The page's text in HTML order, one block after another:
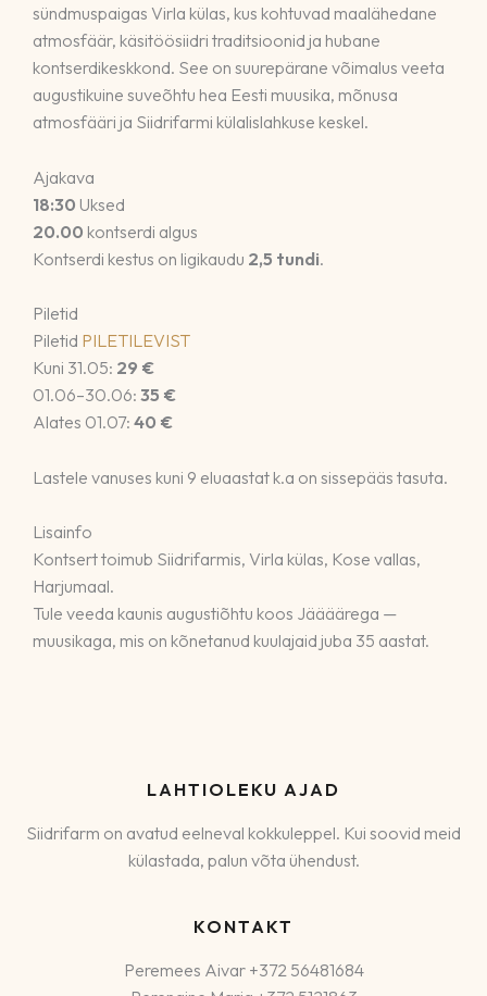
sündmuspaigas Virla külas, kus kohtuvad maalähedane
atmosfäär, käsitöösiidri traditsioonid ja hubane
kontserdikeskkond. See on suurepärane võimalus veeta
augustikuine suveõhtu hea Eesti muusika, mõnusa
atmosfääri ja Siidrifarmi külalislahkuse keskel.
Ajakava
18:30 Uksed
20.00 kontserdi algus
Kontserdi kestus on ligikaudu 2,5 tundi.
Piletid
Piletid PILETILEVIST
Kuni 31.05: 29 €
01.06–30.06: 35 €
Alates 01.07: 40 €
Lastele vanuses kuni 9 eluaastat k.a on sissepääs tasuta.
Lisainfo
Kontsert toimub Siidrifarmis, Virla külas, Kose vallas,
Harjumaal.
Tule veeda kaunis augustiõhtu koos Jäääärega —
muusikaga, mis on kõnetanud kuulajaid juba 35 aastat.
LAHTIOLEKU AJAD
Siidrifarm on avatud eelneval kokkuleppel. Kui soovid meid
külastada, palun võta ühendust.
KONTAKT
Peremees Aivar +372 56481684